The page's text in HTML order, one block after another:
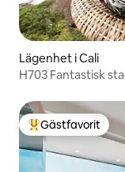
Lägenhet i Cali
H703 Fantastisk
Populär gästfavorit
Gästfavorit